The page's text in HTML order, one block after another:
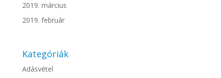
2019. március
2019. február
Kategóriák
Adásvétel